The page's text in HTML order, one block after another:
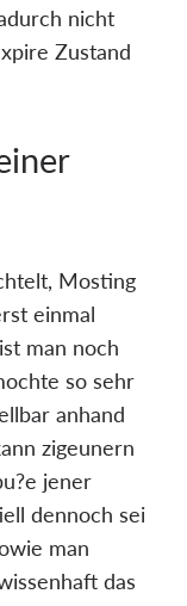
nicht
Zustand
Mosting
einmal
man noch
so sehr
anhand
zigeunern
jener
dennoch sei
man
das